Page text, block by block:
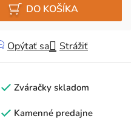
DO KOŠÍKA
Opýtať sa Strážiť
Zváračky skladom
Kamenné predajne